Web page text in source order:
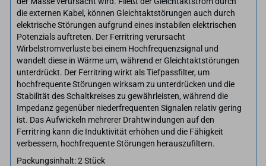
die externen Kabel, können Gleichtaktstörungen auch durch
elektrische Störungen aufgrund eines instabilen elektrischen
Potenzials auftreten. Der Ferritring verursacht
Wirbelstromverluste bei einem Hochfrequenzsignal und
wandelt diese in Wärme um, während er Gleichtaktstörungen
unterdrückt. Der Ferritring wirkt als Tiefpassfilter, um
hochfrequente Störungen wirksam zu unterdrücken und die
Stabilität des Schaltkreises zu gewährleisten, während die
Impedanz gegenüber niederfrequenten Signalen relativ gering
ist. Das Aufwickeln mehrerer Drahtwindungen auf den
Ferritring kann die Induktivität erhöhen und die Fähigkeit
verbessern, hochfrequente Störungen herauszufiltern.
Packungsinhalt: 2 Stück